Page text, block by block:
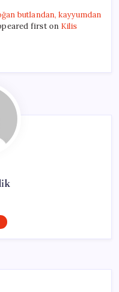
butlandan, kayyumdan
first on Kilis